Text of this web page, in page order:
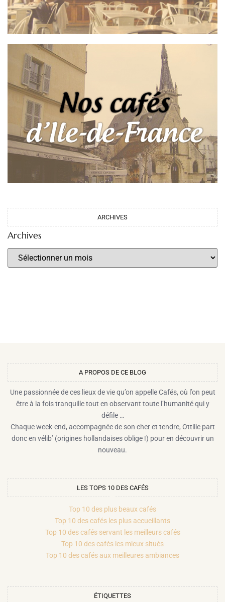
ARCHIVES
Archives
A PROPOS DE CE BLOG​
Une passionnée de ces lieux de vie qu’on appelle Cafés, où l’on peut
être à la fois tranquille tout en observant toute l’humanité qui y
défile …
Chaque week-end, accompagnée de son cher et tendre, Ottilie part
donc en vélib’ (origines hollandaises oblige !) pour en découvrir un
nouveau.
LES TOPS 10 DES CAFÉS
Top 10 des plus beaux cafés
Top 10 des cafés les plus accueillants
Top 10 des cafés servant les meilleurs cafés
Top 10 des cafés les mieux situés
Top 10 des cafés aux meilleures ambiances
ÉTIQUETTES